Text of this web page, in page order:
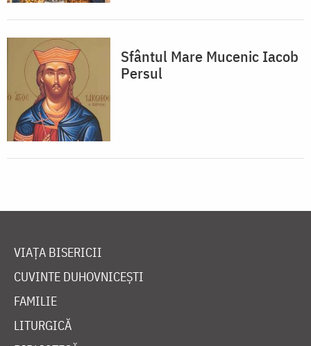
Sfântul Mare Mucenic Iacob
Persul
VIAȚA BISERICII
CUVINTE DUHOVNICEȘTI
FAMILIE
LITURGICĂ